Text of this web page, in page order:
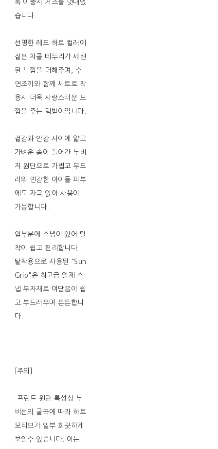
록 이중지 거즈를 덧대었
습니다.
선명한 레드 하트 컬러에
짙은 차콜 테두리가 세련
된 느낌을 더해주며, 수
면조끼와 함께 세트로 착
용시 더욱 사랑스러운 느
낌을 주는 턱받이입니다.
겉감과 안감 사이에 얇고
가벼운 솜이 들어간 누비
지 원단으로 가볍고 부드
러워 민감한 아이들 피부
에도 자극 없이 사용이
가능합니다.
앞부분에 스냅이 있어 탈
착이 쉽고 편리합니다.
탈착용으로 사용된 "Sun
Grip"은 최고급 일제 스
냅 부자재로 여닫음이 쉽
고 부드러우며 튼튼합니
다.
[주의]
-프린트 원단 특성상 누
비선의 굴곡에 따라 하트
모티브가 일부 희끗하게
보일수 있습니다. 이는